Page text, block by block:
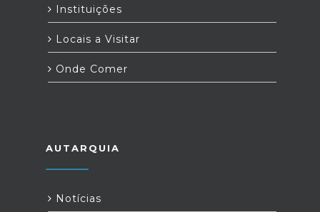
Instituições
Locais a Visitar
Onde Comer
AUTARQUIA
Notícias